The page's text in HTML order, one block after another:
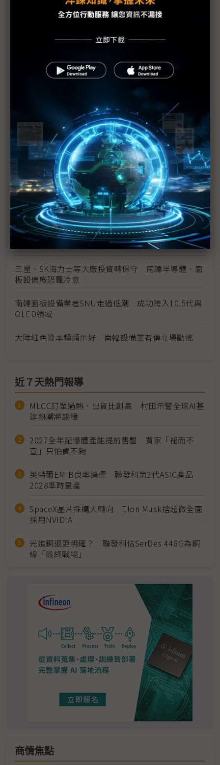
台廠衝刺折疊手機市場 面板、圓偏光片最快下半年
OLED擴產青黃不接 今年全球面板設備支出或大減4
誠美材偏光板訂單滿手 資金卻告急
LCD偏光板掀漲潮 樂金化學、三星SDI搭順風車
FPD設備投資陸廠先減韓廠後增 2019陷低谷
偏光板1Q漲價只是開始 2019年缺口將逐季擴大
中小尺寸TV面板價落底反彈 偏光板漲聲隨之蠢動
三星顯示器核心設備商 登陸成果斐然
昆山奇材力拚3Q量產全球最大寬幅偏光板生產線
SCREEN大陸設備廠完工 憂貿易戰波及
三星、SK海力士等大廠投資轉保守 南韓半導體、面
板設備廠恐飄冷意
南韓面板設備業者SNU走過低潮 成功跨入10.5代與
OLED領域
大陸紅色資本頻頻示好 南韓設備業者傳立場動搖
近７天熱門報導
MLCC訂單過熱、出貨比創高 村田示警全球AI基
建熱潮將趨緩
2027全年記憶體產能提前售罄 買家「祕而不
宣」只怕買不夠
英特爾EMIB良率達標 聯發科第2代ASIC產品
2028準時量產
SpaceX晶片採購大轉向 Elon Musk捨超微全面
採用NVIDIA
光進銅退更明確？ 聯發科估SerDes 448G為銅
線「最終戰場」
商情焦點